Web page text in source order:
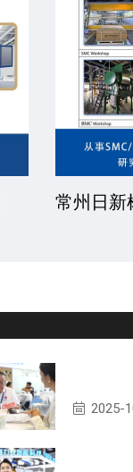
常州日新
2025-